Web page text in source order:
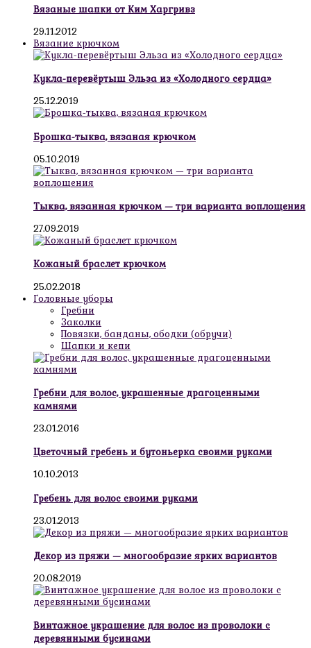
Вязаные шапки от Ким Харгривз
29.11.2012
Вязание крючком
Кукла-перевёртыш Эльза из «Холодного сердца»
25.12.2019
Брошка-тыква, вязаная крючком
05.10.2019
Тыква, вязанная крючком — три варианта воплощения
27.09.2019
Кожаный браслет крючком
25.02.2018
Головные уборы
Гребни
Заколки
Повязки, банданы, ободки (обручи)
Шапки и кепи
Гребни для волос, украшенные драгоценными
камнями
23.01.2016
Цветочный гребень и бутоньерка своими руками
10.10.2013
Гребень для волос своими руками
23.01.2013
Декор из пряжи — многообразие ярких вариантов
20.08.2019
Винтажное украшение для волос из проволоки с
деревянными бусинами